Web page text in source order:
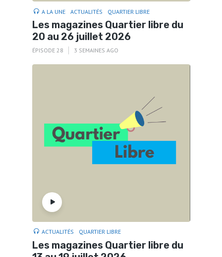
A LA UNE ACTUALITÉS QUARTIER LIBRE
Les magazines Quartier libre du
20 au 26 juillet 2026
ÉPISODE 28 3 SEMAINES AGO
ACTUALITÉS QUARTIER LIBRE
Les magazines Quartier libre du